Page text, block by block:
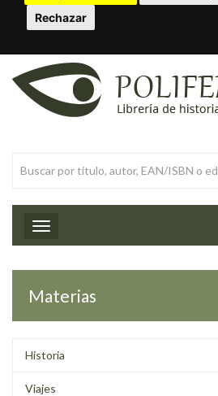
Rechazar
Toggle navigation
Materias
Historia
Viajes